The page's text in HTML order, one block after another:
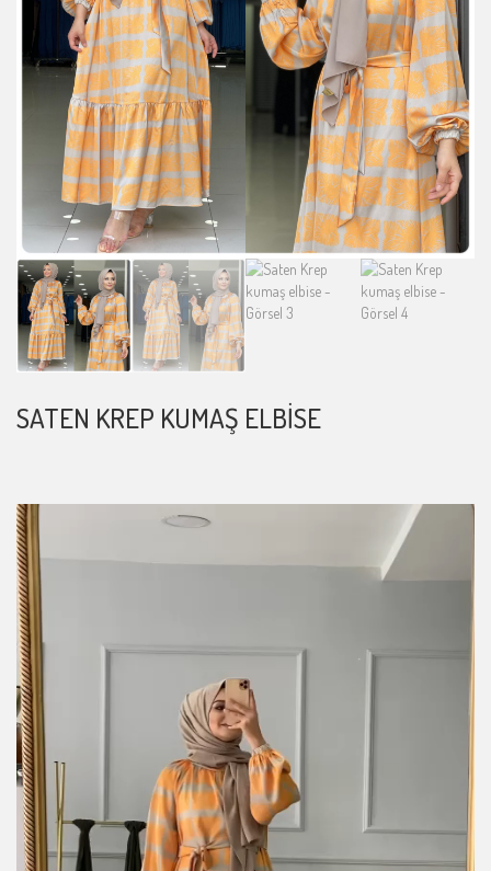
SATEN KREP KUMAŞ ELBISE